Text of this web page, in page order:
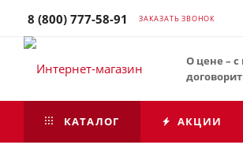
8 (800) 777-58-91 ЗАКАЗАТЬ ЗВОНОК
О цене –
КАТАЛОГ АКЦИИ